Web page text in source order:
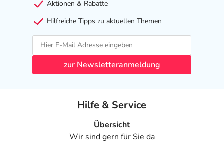
Aktionen & Rabatte
Hilfreiche Tipps zu aktuellen Themen
zur Newsletteranmeldung
Hilfe & Service
Übersicht
Wir sind gern für Sie da